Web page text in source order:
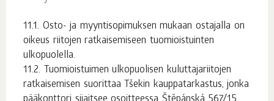
Osto- ja myyntisopimuksen mukaan ostajalla on
oikeus riitojen ratkaisemiseen tuomioistuinten
ulkopuolella.
Tuomioistuimen ulkopuolisen kuluttajariitojen
ratkaisemisen suorittaa Tšekin kauppatarkastus, jonka